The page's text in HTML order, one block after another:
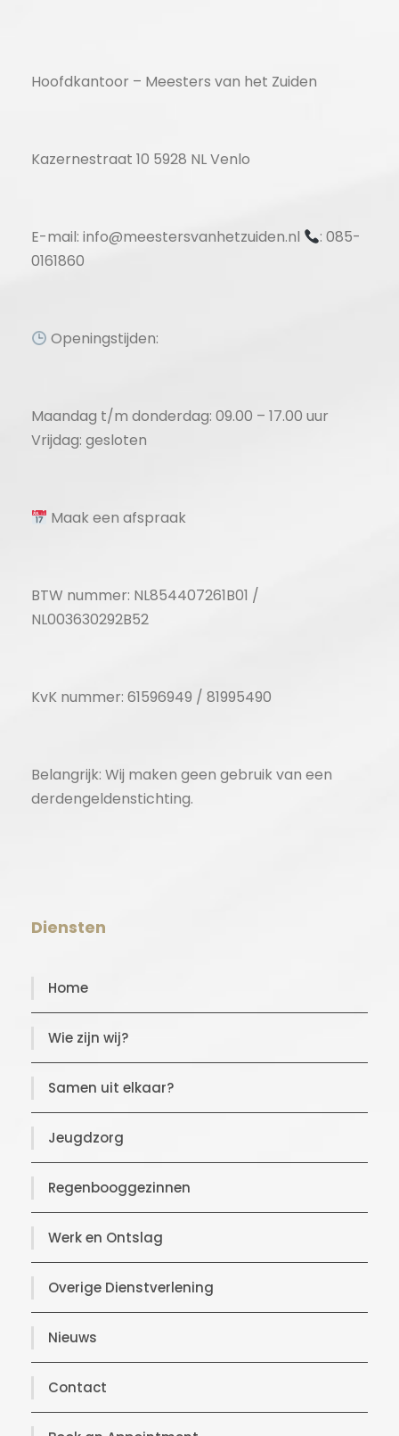
Hoofdkantoor – Meesters van het Zuiden
Kazernestraat 10 5928 NL Venlo
E-mail: info@meestersvanhetzuiden.nl
: 085-
0161860
Openingstijden:
Maandag t/m donderdag: 09.00 – 17.00 uur
Vrijdag: gesloten
Maak een afspraak
BTW nummer: NL854407261B01 /
NL003630292B52
KvK nummer: 61596949 / 81995490
Belangrijk: Wij maken geen gebruik van een
derdengeldenstichting.
Diensten
Home
Wie zijn wij?
Samen uit elkaar?
Jeugdzorg
Regenbooggezinnen
Werk en Ontslag
Overige Dienstverlening
Nieuws
Contact